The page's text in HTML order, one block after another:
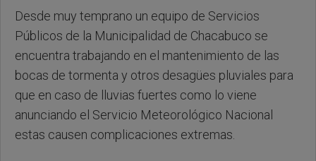
Desde muy temprano un equipo de Servicios
Públicos de la Municipalidad de Chacabuco se
encuentra trabajando en el mantenimiento de las
bocas de tormenta y otros desagües pluviales para
que en caso de lluvias fuertes como lo viene
anunciando el Servicio Meteorológico Nacional
estas causen complicaciones extremas.